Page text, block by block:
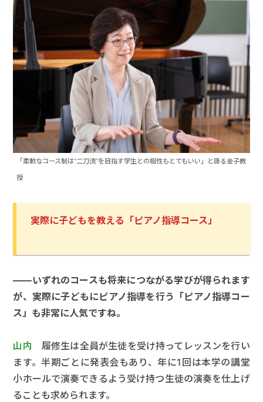
「柔軟なコース制は“二刀流”を目指す学生との相性もとてもいい」と語る金子教
授
実際に子どもを教える「ピアノ指導コース」
――いずれのコースも将来につながる学びが得られます
が、実際に子どもにピアノ指導を行う「ピアノ指導コー
ス」も非常に人気ですね。
山内 履修生は全員が生徒を受け持ってレッスンを行い
ます。半期ごとに発表会もあり、年に1回は本学の講堂
小ホールで演奏できるよう受け持つ生徒の演奏を仕上げ
ることも求められます。